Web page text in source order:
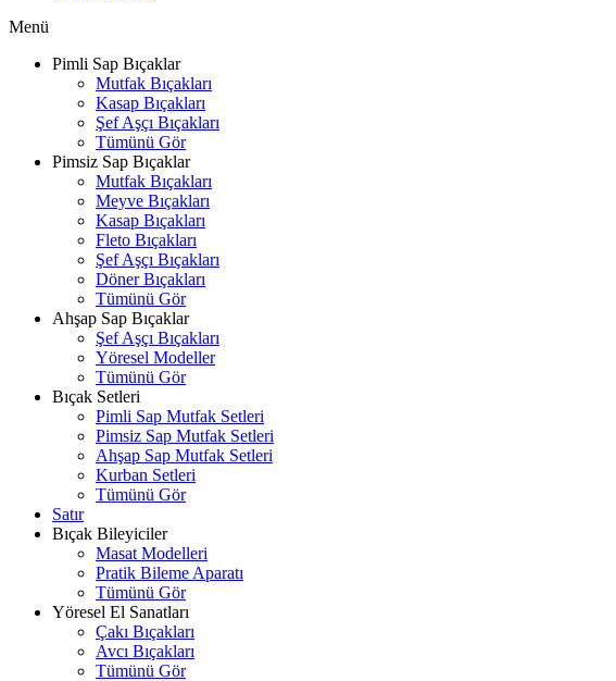
Menü
Pimli Sap Bıçaklar
Mutfak Bıçakları
Kasap Bıçakları
Şef Aşçı Bıçakları
Tümünü Gör
Pimsiz Sap Bıçaklar
Mutfak Bıçakları
Meyve Bıçakları
Kasap Bıçakları
Fleto Bıçakları
Şef Aşçı Bıçakları
Döner Bıçakları
Tümünü Gör
Ahşap Sap Bıçaklar
Şef Aşçı Bıçakları
Yöresel Modeller
Tümünü Gör
Bıçak Setleri
Pimli Sap Mutfak Setleri
Pimsiz Sap Mutfak Setleri
Ahşap Sap Mutfak Setleri
Kurban Setleri
Tümünü Gör
Satır
Bıçak Bileyiciler
Masat Modelleri
Pratik Bileme Aparatı
Tümünü Gör
Yöresel El Sanatları
Çakı Bıçakları
Avcı Bıçakları
Tümünü Gör